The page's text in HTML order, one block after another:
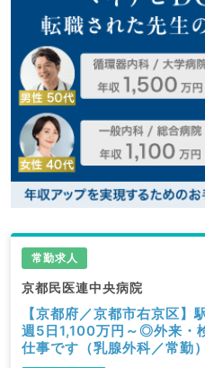
常勤求人
京都民医連中央病院
【京都府／京都市右京区】
週5日1,100万円～◎外来・
仕事です（乳腺外科／常勤）